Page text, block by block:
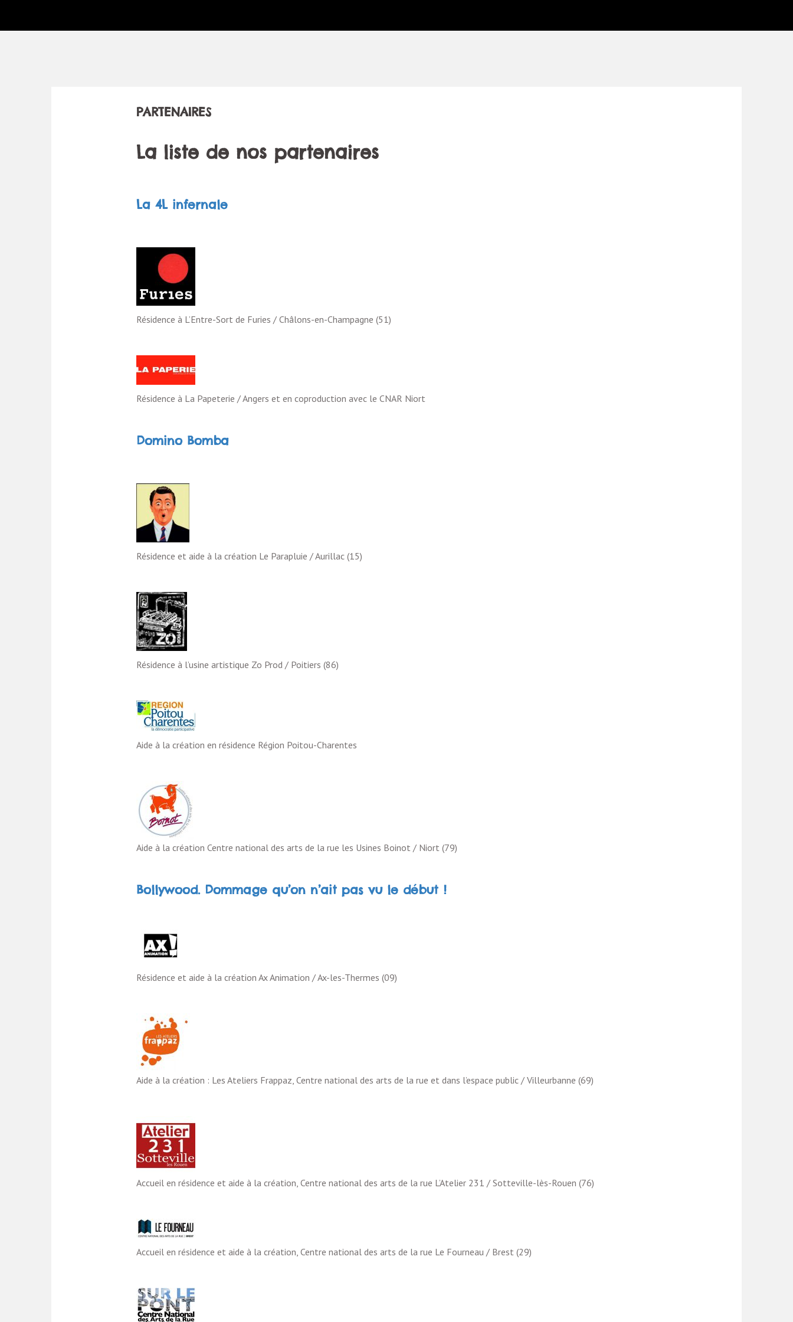
PARTENAIRES
La liste de nos partenaires
La 4L infernale
Résidence à L’Entre-Sort de Furies / Châlons-en-Champagne (51)
Résidence à La Papeterie / Angers et en coproduction avec le CNAR Niort
Domino Bomba
Résidence et aide à la création Le Parapluie / Aurillac (15)
Résidence à l’usine artistique Zo Prod / Poitiers (86)
Aide à la création en résidence Région Poitou-Charentes
Aide à la création Centre national des arts de la rue les Usines Boinot / Niort (79)
Bollywood. Dommage qu’on n’ait pas vu le début !
Résidence et aide à la création Ax Animation / Ax-les-Thermes (09)
Aide à la création : Les Ateliers Frappaz, Centre national des arts de la rue et dans l’espace public / Villeurbanne (69)
Accueil en résidence et aide à la création, Centre national des arts de la rue L’Atelier 231 / Sotteville-lès-Rouen (76)
Accueil en résidence et aide à la création, Centre national des arts de la rue Le Fourneau / Brest (29)